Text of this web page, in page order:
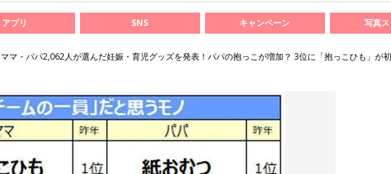
アプリ SNS キャンペーン 写真
ママ・パパ2,062人が選んだ妊娠・育児グッズを発表！パパの抱っこが増加？ 3位に「抱っこひも」が